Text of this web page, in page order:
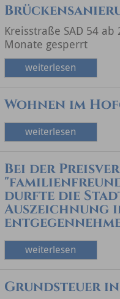
Kreisstraße SAD 54
Monate gesperrt
weiterlesen
Wohnen im
weiterlesen
Bei der
durfte die
Auszeichnung
weiterlesen
Grundsteuer